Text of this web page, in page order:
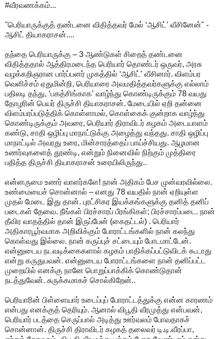
#வீரவணக்கம்...
"பெரியாருக்குத் தண்டனை விதித்தவர் மேல் ‘ஆசிட்’ வீசினேன்" -
ஆசிட் தியாகராசன்....
தந்தை பெரியாருக்கு – 3 ஆண்டுகள் சிறைத் தண்டனை
விதித்ததால் ஆத்திரமடைந்த பெரியார் தொண்டர் ஒருவர், அரசு
வழக்கறிஞரான பார்ப்பனர் முகத்தில் ‘ஆசிட்’ வீசினார். விளம்பர
வெளிச்சம் ஏதுமின்றி, பெரியாரை அவமதித்தவர்களுக்கு எல்லாம்
பதிலடி தந்து, ‘பகத்சிங்காக’ வாழ்ந்து கொண்டிருக்கும் 78 வயது
தோழரின் பெயர் திருச்சி தியாகராசன். மேடையில் ஏறி தன்னை
விளம்பரப்படுத்திக் கொள்ளாமல், கொள்கைக் குன்றாக வாழ்ந்து
கொண்டிருக்கும் அவரை, பெரியார் திராவிடர் கழகம் அடையாளம்
கண்டு, சாதி ஒழிப்பு மாநாட்டுக்கு அழைத்து வந்தது. சாதி ஒழிப்பு
மாநாட்டில் அவரது உரை, மின்சாரத்தைப் பாய்ச்சியது. ஆழமான
உணர்வுகளைத் தூண்டி, என்றும் நினைவில் நிற்கும் முத்திரை
பதித்த திருச்சி தியாகராசன் உரையிலிருந்து..
என்னருமை உணர் வாளர்களே! நான் அதிகம் பேச முன்வரவில்லை.
உண்மையைச் சொன்னால் – எனது 78 வயதில் நான் ஏறியுள்ள
முதல் மேடை இது தான். புரட்சிகர இயக்கங்களுக்கு தனித் தனிப்
படைகள் தேவை. நீங்கள் பிரச்சாரப் பீரங்கிகள்; பிரச்சாரப்படை. நான்
தீவிர வாதத்தில் தான் இருப்பேன் (கைதட்டல்) . பெரியார்
அதிகாரபூர்வமாக அறிவிக்கும் போராட்டங்களில் நான் கலந்து
கொள்வது இல்லை. நான் கருப்புச் சட்டையும் போடமாட்டேன்.
என்னுடைய நடவடிக்கைகளால் கழகம் பாதிக்கப்பட்டுவிடக் கூடாது
என்று கருதுபவன். என்னுடைய போராட்டங்களை நான் தனிப்பட்ட
முறையில் எனக்கு நானே பொறுப்பாக்கிக் கொண்டுதான்
நடத்துவேன். சுருக்கமாகச் சொல்கிறேன்..
பெரியாரின் பிள்ளையார் உடைப்புப் போராட்டத்துக்கு என்ன காரணம்
என்பது எனக்குத் தெரியும். ஆனால் விபூதி வீரமுத்து என்பவன்,
பெரியார் படத்தை செருப்பால் அடித்து ஊர்வலம் போவதாகச்
சொன்னான். திருச்சி திராவிடர் கழகத் தலைவர் டி.டி.வீரப்பா,